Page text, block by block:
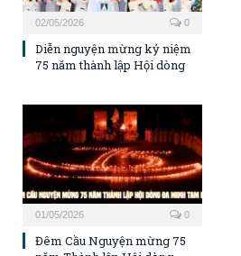
02/05/2026 0
Diễn nguyện mừng kỷ niệm
75 năm thành lập Hội dòng
01/05/2026 0
Đêm Cầu Nguyện mừng 75